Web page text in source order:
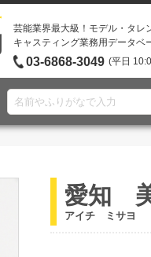
芸能業界最大級！モデル・タレ
キャスティング業務用データベ
03-6868-3049 (平日
愛知
アイチ ミサヨ